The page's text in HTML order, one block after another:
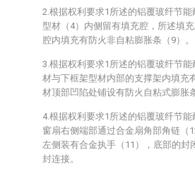
2.根据权利要求1所述的铝覆玻纤节
型材（4）内侧留有填充腔，所述填
腔内填充有防火非自粘膨胀条（9）。
3.根据权利要求1所述的铝覆玻纤节
材与下框架型材内部的支撑架内填充
材顶部凹陷处铺设有防火自粘式膨胀
4.根据权利要求1所述的铝覆玻纤节
窗扇右侧端部通过合金扇角部角链（
左侧装有合金执手（11），底部的
封连接。